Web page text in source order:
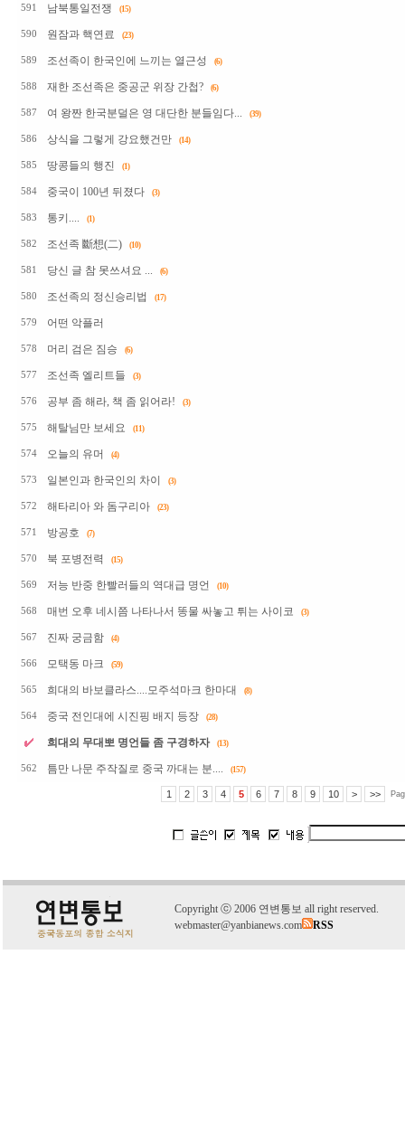
591 남북통일전쟁 (15)
590 원잠과 핵연료 (23)
589 조선족이 한국인에 느끼는 열근성 (6)
588 재한 조선족은 중공군 위장 간첩? (6)
587 여 왕짠 한국분덜은 영 대단한 분들임다... (39)
586 상식을 그렇게 강요했건만 (14)
585 땅콩들의 행진 (1)
584 중국이 100년 뒤졌다 (3)
583 통키.... (1)
582 조선족 斷想(二) (10)
581 당신 글 참 못쓰셔요 ... (6)
580 조선족의 정신승리법 (17)
579 어떤 악플러
578 머리 검은 짐승 (6)
577 조선족 엘리트들 (3)
576 공부 좀 해라, 책 좀 읽어라! (3)
575 해탈님만 보세요 (11)
574 오늘의 유머 (4)
573 일본인과 한국인의 차이 (3)
572 해타리아 와 돔구리아 (23)
571 방공호 (7)
570 북 포병전력 (15)
569 저능 반중 한빨러들의 역대급 명언 (10)
568 매번 오후 네시쯤 나타나서 똥물 싸놓고 튀는 사이코 (3)
567 진짜 궁금함 (4)
566 모택동 마크 (59)
565 희대의 바보클라스....모주석마크 한마대 (8)
564 중국 전인대에 시진핑 배지 등장 (28)
희대의 무대뽀 명언들 좀 구경하자 (13)
562 틈만 나문 주작질로 중국 까대는 분.... (157)
1 2 3 4 5 6 7 8 9 10 > >>
Copyright ⓒ 2006 연변통보 all right reserved.
webmaster@yanbianews.com
RSS